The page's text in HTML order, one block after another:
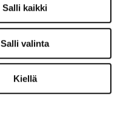
Salli kaikki
Salli valinta
Kiellä